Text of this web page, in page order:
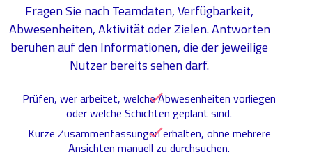
Fragen Sie nach Teamdaten, Verfügbarkeit,
Abwesenheiten, Aktivität oder Zielen. Antworten
beruhen auf den Informationen, die der jeweilige
Nutzer bereits sehen darf.
Prüfen, wer arbeitet, welche Abwesenheiten vorliegen
oder welche Schichten geplant sind.
Kurze Zusammenfassungen erhalten, ohne mehrere
Ansichten manuell zu durchsuchen.